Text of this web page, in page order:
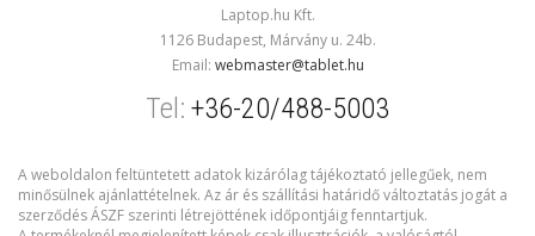
Laptop.hu Kft.
1126 Budapest, Márvány u. 24b.
Email: webmaster@tablet.hu
Tel: +36-20/488-5003
A weboldalon feltüntetett adatok kizárólag tájékoztató jellegűek, nem
minősülnek ajánlattételnek. Az ár és szállítási határidő változtatás jogát a
szerződés ÁSZF szerinti létrejöttének időpontjáig fenntartjuk.